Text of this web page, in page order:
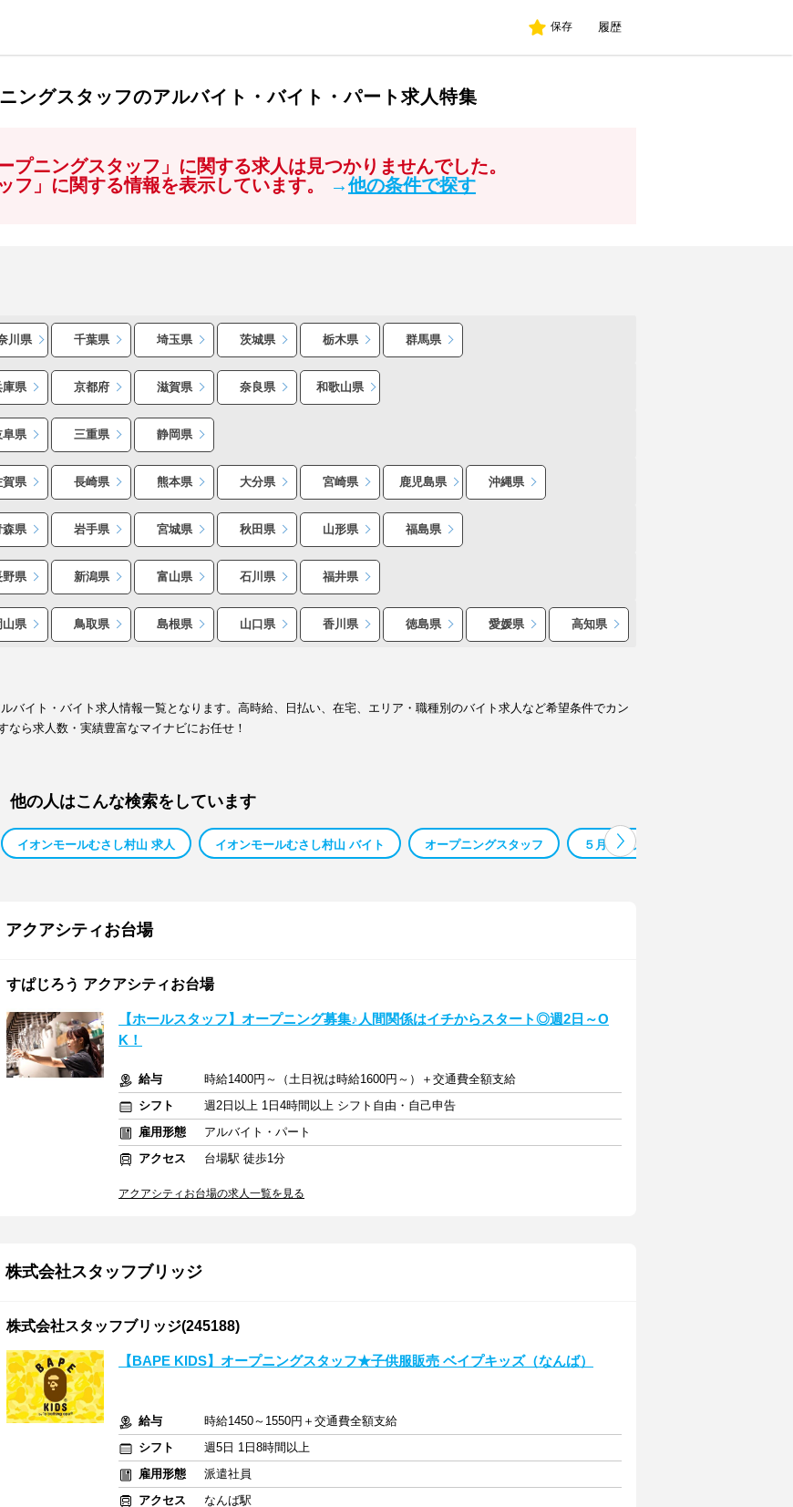
保存 履歴
ングスタッフのアルバイト・バイト・パート求人特集
プニングスタッフ」に関する求人は見つかりませんでした。
フ」に関する情報を表示しています。
→他の条件で探す
川県 千葉県 埼玉県 茨城県 栃木県 群馬県
庫県 京都府 滋賀県 奈良県 和歌山県
阜県 三重県 静岡県
賀県 長崎県 熊本県 大分県 宮崎県 鹿児島県 沖縄県
森県 岩手県 宮城県 秋田県 山形県 福島県
野県 新潟県 富山県 石川県 福井県
山県 鳥取県 島根県 山口県 香川県 徳島県 愛媛県 高知県
バイト・バイト求人情報一覧となります。高時給、日払い、在宅、エリア・職種別のバイト求人など希望条件でカン
ら求人数・実績豊富なマイナビにお任せ！
他の人はこんな検索をしています
イオンモールむさし村山 求人 イオンモールむさし村山 バイト オープニングスタッフ ５月オープニングスタッフ
アクアシティお台場
すぱじろう アクアシティお台場
【ホールスタッフ】オープニング募集♪人間関係はイチからスタート◎週2日～O
K！
給与
時給1400円～（土日祝は時給1600円～）＋交通費全額支給
シフト
週2日以上 1日4時間以上 シフト自由・自己申告
雇用形態
アルバイト・パート
アクセス
台場駅 徒歩1分
アクアシティお台場の求人一覧を見る
株式会社スタッフブリッジ
株式会社スタッフブリッジ(245188)
【BAPE KIDS】オープニングスタッフ★子供服販売 ベイプキッズ（なんば）
給与
時給1450～1550円＋交通費全額支給
シフト
週5日 1日8時間以上
雇用形態
派遣社員
アクセス
なんば駅